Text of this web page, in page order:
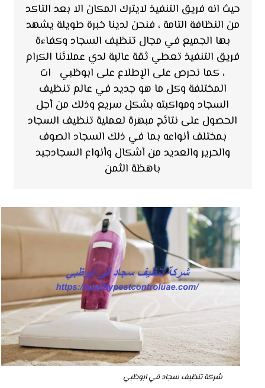
حيث انه فريق التنفيذ لايترك المكان الا بعد التاكد
من النظافة التامة ، فنحن لدينا خبرة طويلة يشهد
بها الجميع في مجال تنظيف السجاد وكفاءة
فريق التنفيذ تعطي ثقة عالية لدي عملائنا الكرام
، كما نحرص على الإطلاع على ابوظبي ات
المختلفة وكل ما هو جديد في عالم تنظيف
السجاد ومواكبته بشكل سريع وذلك من أجل
الحصول على نتائج مبهرة لعملية تنظيف السجاد
بمختلف أنواعه بما في ذلك السجاد الصوف
والحرير والعديد من أشكال وأنواع السجادجيد
باهظة الثمن
شركة تنظيف سجاد في ابوظبي